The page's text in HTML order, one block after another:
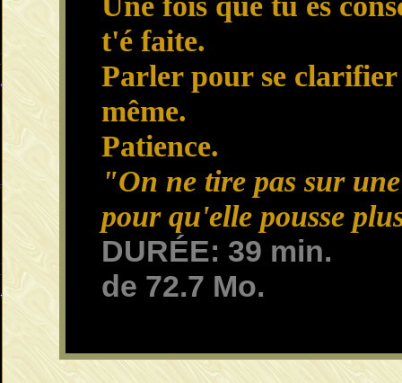
t'é faite.
Parler pour se clarifier
même.
Patience.
"On ne tire pas sur
pour qu'elle pousse
DURÉE: 39 min.
de 72.7 Mo.